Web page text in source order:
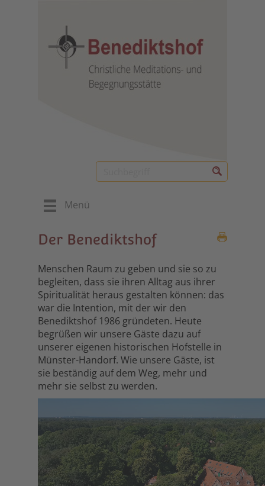
Menü
Der Benediktshof
Menschen Raum zu geben und sie so zu
begleiten, dass sie ihren Alltag aus ihrer
Spiritualität heraus gestalten können: das
war die Intention, mit der wir den
Benediktshof 1986 gründeten. Heute
begrüßen wir unsere Gäste dazu auf
unserer eigenen historischen Hofstelle in
Münster-Handorf. Wie unsere Gäste, ist
sie beständig auf dem Weg, mehr und
mehr sie selbst zu werden.